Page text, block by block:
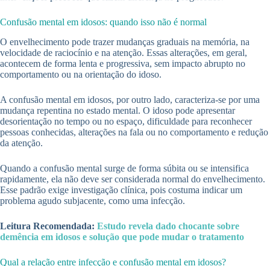
Confusão mental em idosos: quando isso não é normal
O envelhecimento pode trazer mudanças graduais na memória, na
velocidade de raciocínio e na atenção. Essas alterações, em geral,
acontecem de forma lenta e progressiva, sem impacto abrupto no
comportamento ou na orientação do idoso.
A confusão mental em idosos, por outro lado, caracteriza-se por uma
mudança repentina no estado mental. O idoso pode apresentar
desorientação no tempo ou no espaço, dificuldade para reconhecer
pessoas conhecidas, alterações na fala ou no comportamento e redução
da atenção.
Quando a confusão mental surge de forma súbita ou se intensifica
rapidamente, ela não deve ser considerada normal do envelhecimento.
Esse padrão exige investigação clínica, pois costuma indicar um
problema agudo subjacente, como uma infecção.
Leitura Recomendada: Estudo revela dado chocante sobre
demência em idosos e solução que pode mudar o tratamento
Qual a relação entre infecção e confusão mental em idosos?